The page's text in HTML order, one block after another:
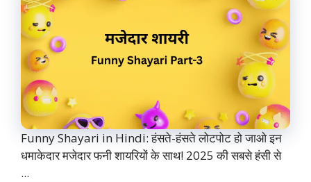
Funny Shayari in Hindi: हंसते-हंसते लोटपोट हो जाओ इन
धमाकेदार मजेदार फनी शायरियों के साथ! 2025 की सबसे हंसी से
...